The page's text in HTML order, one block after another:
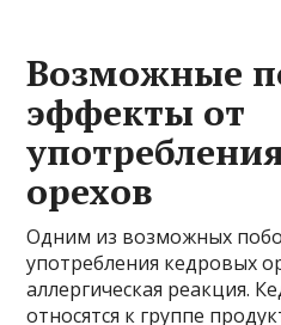
Возможные
эффекты от
орехов
Одним из возможных
употребления кедровых
аллергическая реакция.
относятся к группе